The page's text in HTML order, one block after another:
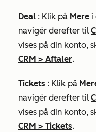
Deal : Klik på Mere i
navigér derefter til
vises på din konto,
CRM > Aftaler.
Tickets : Klik på
navigér derefter til
vises på din konto,
CRM > Tickets.